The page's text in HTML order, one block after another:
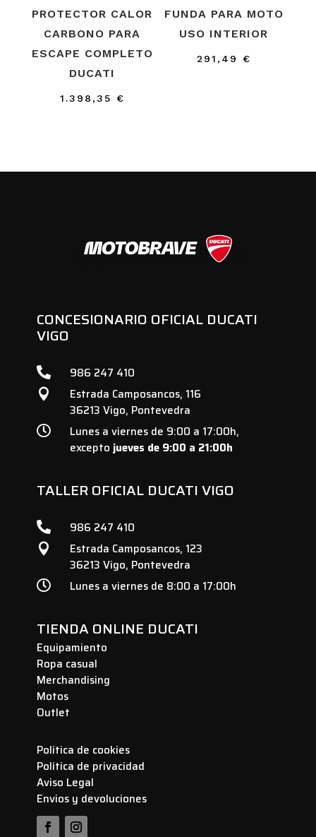
PROTECTOR CALOR
CARBONO PARA
ESCAPE COMPLETO
DUCATI
1.398,35 €
FUNDA PARA MOTO
USO INTERIOR
291,49 €
CONCESIONARIO OFICIAL DUCATI
VIGO
 986 247 410

Estrada Camposancos, 116
36213 Vigo, Pontevedra

Lunes a viernes de 9:00 a 17:00h,
excepto jueves de 9:00 a 21:00h
TALLER OFICIAL DUCATI VIGO
 986 247 410

Estrada Camposancos, 123
36213 Vigo, Pontevedra
 Lunes a viernes de 8:00 a 17:00h
TIENDA ONLINE DUCATI
Equipamiento
Ropa casual
Merchandising
Motos
Outlet
Política de cookies
Política de privacidad
Aviso Legal
Envios y devoluciones